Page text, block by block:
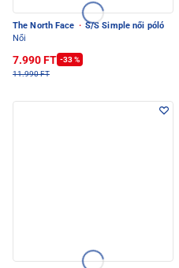
The North Face · S/S Simple női póló
Női
7.990 FT -33 %
11.990 FT